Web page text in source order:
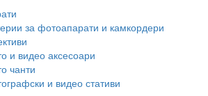
за фотоапарати и камкордери
и видео аксесоари
чанти
и видео стативи